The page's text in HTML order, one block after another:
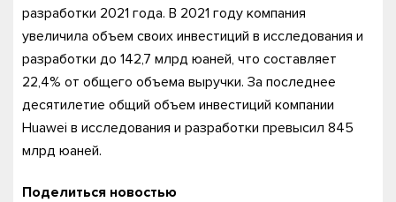
разработки 2021 года. В 2021 году компания
увеличила объем своих инвестиций в исследования и
разработки до 142,7 млрд юаней, что составляет
22,4% от общего объема выручки. За последнее
десятилетие общий объем инвестиций компании
Huawei в исследования и разработки превысил 845
млрд юаней.
Поделиться новостью